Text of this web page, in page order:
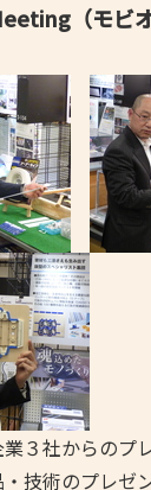
（モビ
３社からのプレ
技術のプレゼ